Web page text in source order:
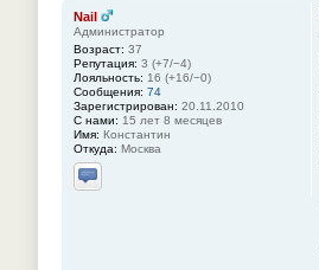
Nail
Администратор
Возраст: 37
Репутация: 3 (+7/−4)
Лояльность: 16 (+16/−0)
Сообщения: 74
Зарегистрирован: 20.11.2010
С нами: 15 лет 8 месяцев
Имя: Константин
Откуда: Москва
Отправить личное сообщение